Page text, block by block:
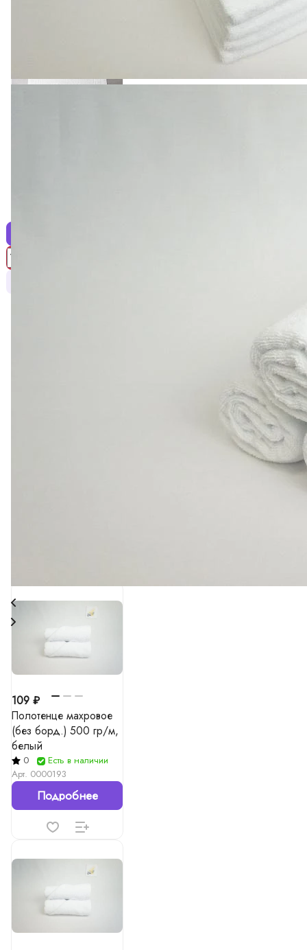
109 ₽
Полотенце махровое
(без борд.) 500 гр/м,
белый
0
Есть в наличии
Арт. 0000193
Подробнее